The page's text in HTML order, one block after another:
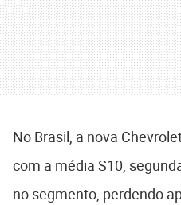
No Brasil, a nova
com a média S10,
no segmento, perdendo